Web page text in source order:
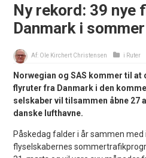
Ny rekord: 39 nye
Danmark i sommer
Af: Ole Kirchert Christensen i Ruter
Norwegian og SAS kommer til at
flyruter fra Danmark i den
selskaber vil tilsammen åbne 27
danske lufthavne.
Påskedag falder i år sammen med
flyselskabernes